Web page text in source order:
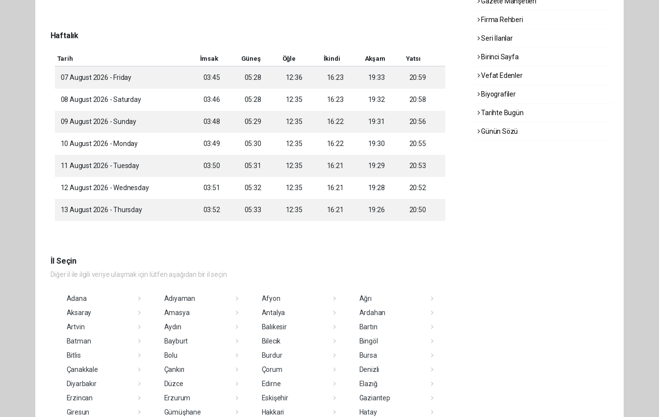
Haftalık
Tarih İmsak Güneş Öğle İkindi Akşam Yatsı
07 August 2026 - Friday 03:45 05:28 12:36 16:23 19:33 20:59
08 August 2026 - Saturday 03:46 05:28 12:35 16:23 19:32 20:58
09 August 2026 - Sunday 03:48 05:29 12:35 16:22 19:31 20:56
10 August 2026 - Monday 03:49 05:30 12:35 16:22 19:30 20:55
11 August 2026 - Tuesday 03:50 05:31 12:35 16:21 19:29 20:53
12 August 2026 - Wednesday 03:51 05:32 12:35 16:21 19:28 20:52
13 August 2026 - Thursday 03:52 05:33 12:35 16:21 19:26 20:50
İl Seçin
Diğer il ile ilgili veriye ulaşmak için lütfen aşağıdan bir il seçin
Adana Adıyaman Afyon
Ağrı
Aksaray
Amasya Antalya
Ardahan
Artvin
Aydın Balıkesir
Bartın
Batman
Bayburt Bilecik
Bingöl
Bitlis
Bolu Burdur
Bursa
Çanakkale
Çankırı Çorum
Denizli
Diyarbakır
Düzce Edirne
Elazığ
Erzincan
Erzurum Eskişehir
Gaziantep
Giresun
Gümüşhane Hakkari
Hatay
Firma Rehberi
Seri İlanlar
Birinci Sayfa
Vefat Edenler
Biyografiler
Tarihte Bugün
Günün Sözü